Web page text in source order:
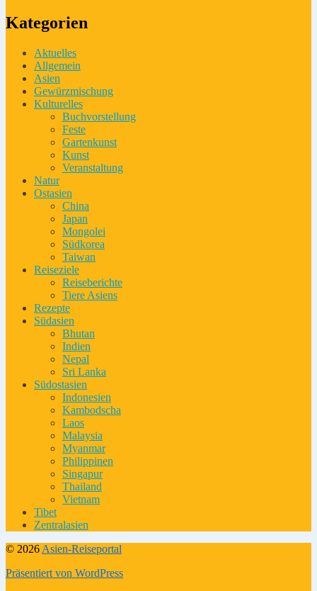
Kategorien
Aktuelles
Allgemein
Asien
Gewürzmischung
Kulturelles
Buchvorstellung
Feste
Gartenkunst
Kunst
Veranstaltung
Natur
Ostasien
China
Japan
Mongolei
Südkorea
Taiwan
Reiseziele
Reiseberichte
Tiere Asiens
Rezepte
Südasien
Bhutan
Indien
Nepal
Sri Lanka
Südostasien
Indonesien
Kambodscha
Laos
Malaysia
Myanmar
Philippinen
Singapur
Thailand
Vietnam
Tibet
Zentralasien
© 2026 Asien-Reiseportal
Präsentiert von WordPress